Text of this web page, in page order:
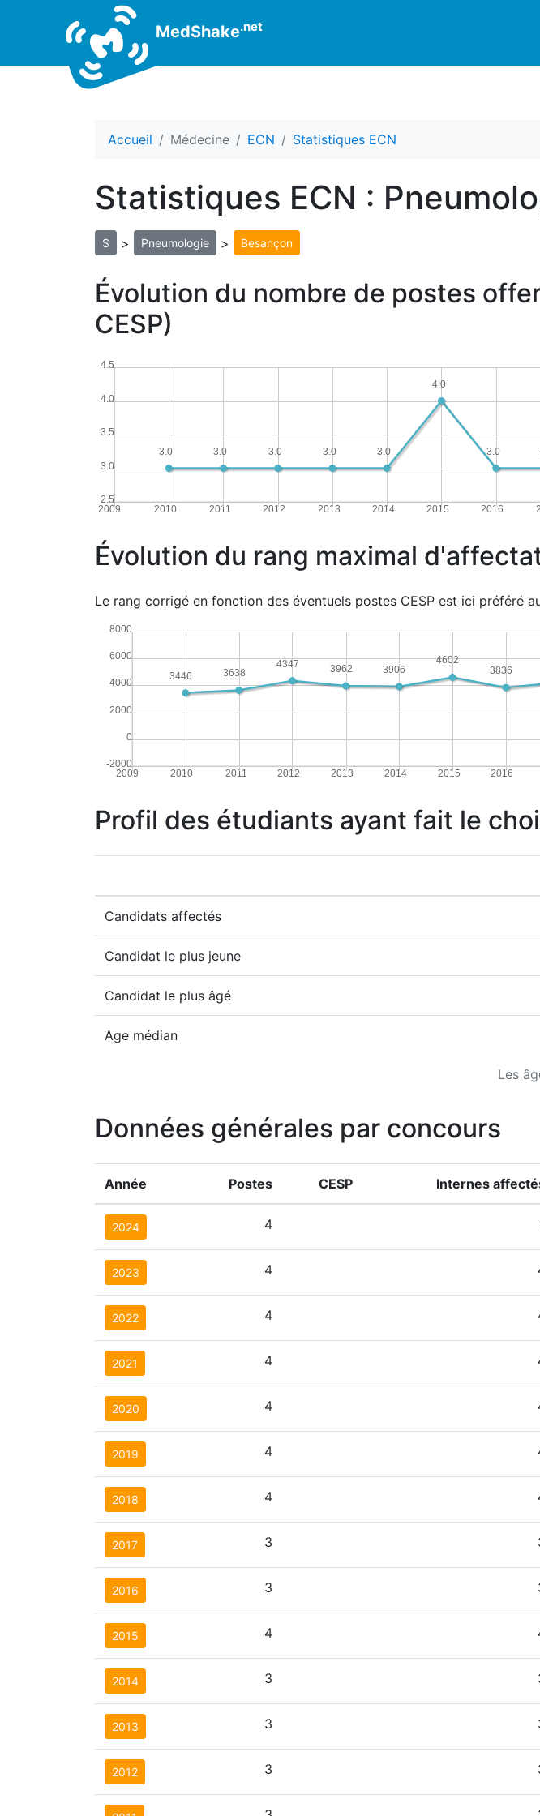
MedShake.net
Accueil Médecine ECN Statistiques ECN
Statistiques ECN :
S > Pneumologie > Besançon
Évolution du nombre de postes
CESP)
2009 2010 2011 2012 2013 2014 2015 2016
2.5
3.0
3.5
4.0
4.5
3.0
4.0
3.0
3.0
3.0
3.0
3.0
Évolution du rang maximal
Le rang corrigé en fonction des éventuels postes CESP est ici préféré
2009 2010 2011 2012 2013 2014 2015 2016
-2000
0
2000
4000
6000
8000
3836
4602
3906
3962
4347
3638
3446
Profil des étudiants ayant fait le
Les
Candidats affectés
Candidat le plus jeune
Candidat le plus âgé
Age médian
Données générales par concours
Année Postes CESP Internes
2024 4
2023 4
2022 4
2021 4
2020 4
2019 4
2018 4
2017 3
2016 3
2015 4
2014 3
2013 3
2012 3